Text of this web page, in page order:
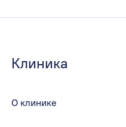
Клиника
О клинике